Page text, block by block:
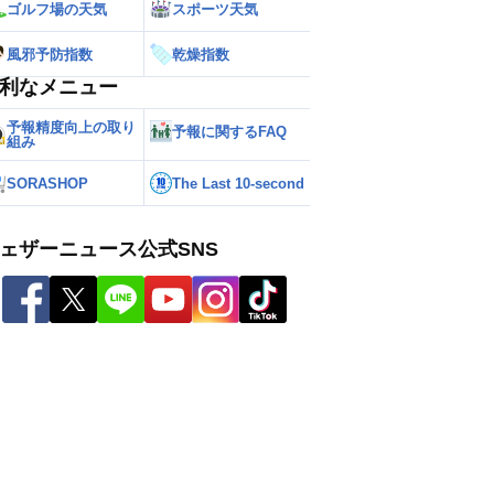
ゴルフ場の天気 スポーツ天気
風邪予防指数 乾燥指数
なメニュー
予報精度向上の取り
組み
予報に関するFAQ
SORASHOP The Last 10-second
ザーニュース公式SNS